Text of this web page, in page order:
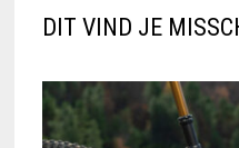
DIT VIND JE